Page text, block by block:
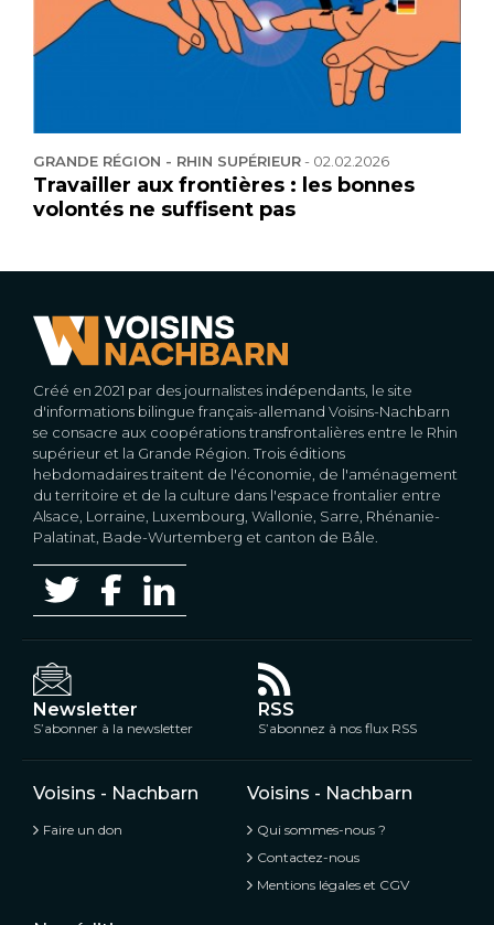
GRANDE RÉGION - RHIN SUPÉRIEUR- 02.02.2026
Travailler aux frontières : les bonnes
volontés ne suffisent pas
Créé en 2021 par des journalistes indépendants, le site
d'informations bilingue français-allemand Voisins-Nachbarn
se consacre aux coopérations transfrontalières entre le Rhin
supérieur et la Grande Région. Trois éditions
hebdomadaires traitent de l'économie, de l'aménagement
du territoire et de la culture dans l'espace frontalier entre
Alsace, Lorraine, Luxembourg, Wallonie, Sarre, Rhénanie-
Palatinat, Bade-Wurtemberg et canton de Bâle.
Newsletter
S’abonner à la newsletter
RSS
S’abonnez à nos flux RSS
Voisins - Nachbarn
Faire un don
Voisins - Nachbarn
Qui sommes-nous ?
Contactez-nous
Mentions légales et CGV